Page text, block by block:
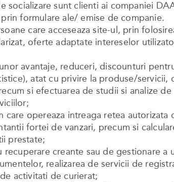
socializare sunt clienti ai companiei
formulare ale/ emise de companie.
care acceseaza site-ul, prin
oferte adaptate intereselor
avantaje, reduceri, discounturi
atat cu privire la produse/
si efectuarea de studii si analize
opereaza intreaga retea autorizata
fortei de vanzari, precum si
prestate;
creante sau de gestionare a
realizarea de servicii de
activitati de curierat;